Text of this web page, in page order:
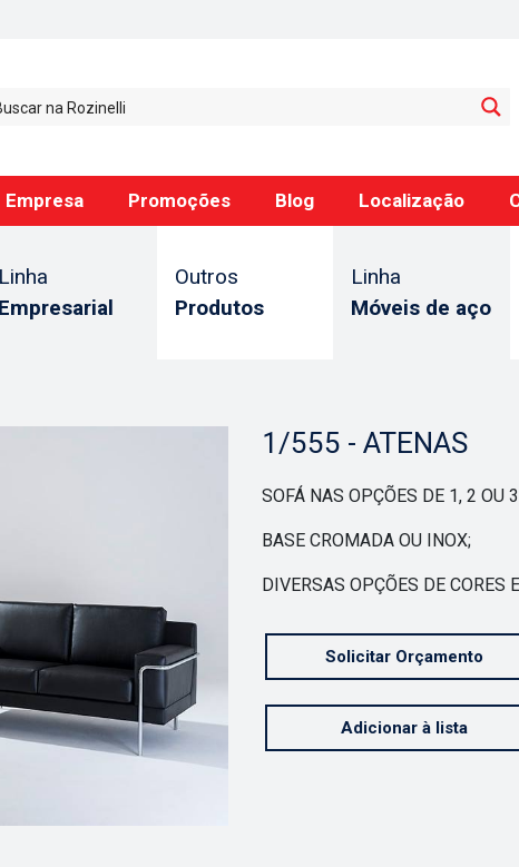
Empresa Promoções Blog Localização
Linha
Empresarial
Outros
Produtos
Linha
Móveis de aço
1/555 - ATENAS
SOFÁ NAS OPÇÕES DE 1, 2 OU
BASE CROMADA OU INOX;
DIVERSAS OPÇÕES DE CORES
Solicitar Orçamento
Adicionar à lista